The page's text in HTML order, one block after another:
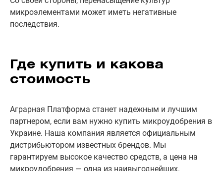
микроэлементами может иметь негативные
последствия.
Где купить и какова
стоимость
Аграрная Платформа станет надежным и лучшим
партнером, если вам нужно купить микроудобрения в
Украине. Наша компания является официальным
дистрибьютором известных брендов. Мы
гарантируем высокое качество средств, а цена на
микроудобрения — одна из наивыгоднейших.